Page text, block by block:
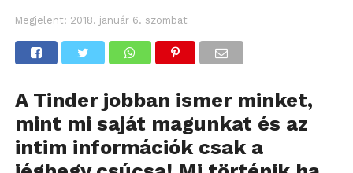
Megjelent: 2018. január 6. szombat
A Tinder jobban ismer minket,
mint mi saját magunkat és az
intim információk csak a